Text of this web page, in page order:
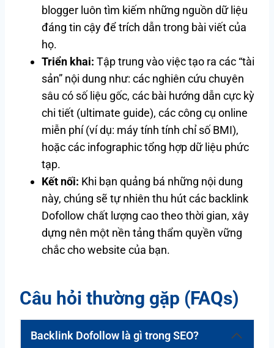
blogger luôn tìm kiếm những nguồn dữ liệu
đáng tin cậy để trích dẫn trong bài viết của
họ.
Triển khai: Tập trung vào việc tạo ra các “tài
sản” nội dung như: các nghiên cứu chuyên
sâu có số liệu gốc, các bài hướng dẫn cực kỳ
chi tiết (ultimate guide), các công cụ online
miễn phí (ví dụ: máy tính tính chỉ số BMI),
hoặc các infographic tổng hợp dữ liệu phức
tạp.
Kết nối: Khi bạn quảng bá những nội dung
này, chúng sẽ tự nhiên thu hút các backlink
Dofollow chất lượng cao theo thời gian, xây
dựng nên một nền tảng thẩm quyền vững
chắc cho website của bạn.
Câu hỏi thường gặp (FAQs)
Backlink Dofollow là gì trong SEO?